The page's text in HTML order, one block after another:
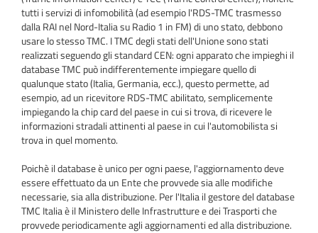
tutti i servizi di infomobilità (ad esempio l'RDS-TMC trasmesso
dalla RAI nel Nord-Italia su Radio 1 in FM) di uno stato, debbono
usare lo stesso TMC. I TMC degli stati dell'Unione sono stati
realizzati seguendo gli standard CEN: ogni apparato che impieghi il
database TMC può indifferentemente impiegare quello di
qualunque stato (Italia, Germania, ecc.), questo permette, ad
esempio, ad un ricevitore RDS-TMC abilitato, semplicemente
impiegando la chip card del paese in cui si trova, di ricevere le
informazioni stradali attinenti al paese in cui l'automobilista si
trova in quel momento.
Poichè il database è unico per ogni paese, l'aggiornamento deve
essere effettuato da un Ente che provvede sia alle modifiche
necessarie, sia alla distribuzione. Per l'Italia il gestore del database
TMC Italia è il Ministero delle Infrastrutture e dei Trasporti che
provvede periodicamente agli aggiornamenti ed alla distribuzione.